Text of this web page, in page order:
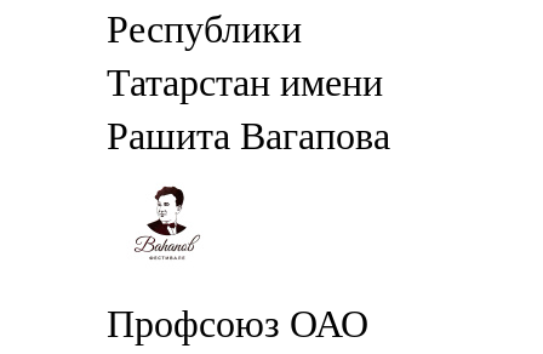
Республики
Татарстан имени
Рашита Вагапова
Профсоюз ОАО